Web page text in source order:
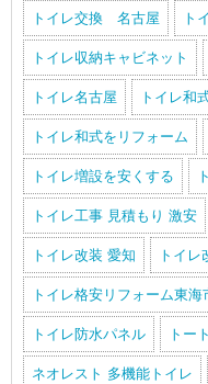
トイレ交換 名古屋 ト
トイレ収納キャビネット
トイレ名古屋 トイレ和
トイレ和式をリフォーム
トイレ増設を安くする
トイレ工事 見積もり 激安
トイレ改装 愛知 トイレ
トイレ格安リフォーム東海
トイレ防水パネル トー
ネオレスト 多機能トイレ